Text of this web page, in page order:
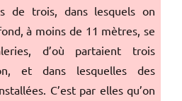
de trois, dans lesquels on
à moins de 11 mètres, se
d’où partaient trois
et dans lesquelles des
C’est par elles qu’on